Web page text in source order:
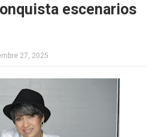
escenarios
27, 2025